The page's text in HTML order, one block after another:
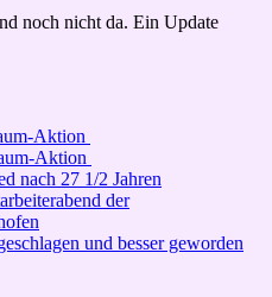
noch nicht da. Ein Update
Aktion
Aktion
nach 27 1/2 Jahren
der
und besser geworden